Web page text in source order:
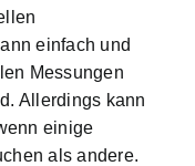
einfach und
Messungen
Allerdings kann
einige
als andere.